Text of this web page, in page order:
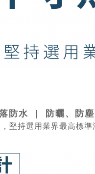
防水 | 防曬、防塵
堅持選用業界最高標